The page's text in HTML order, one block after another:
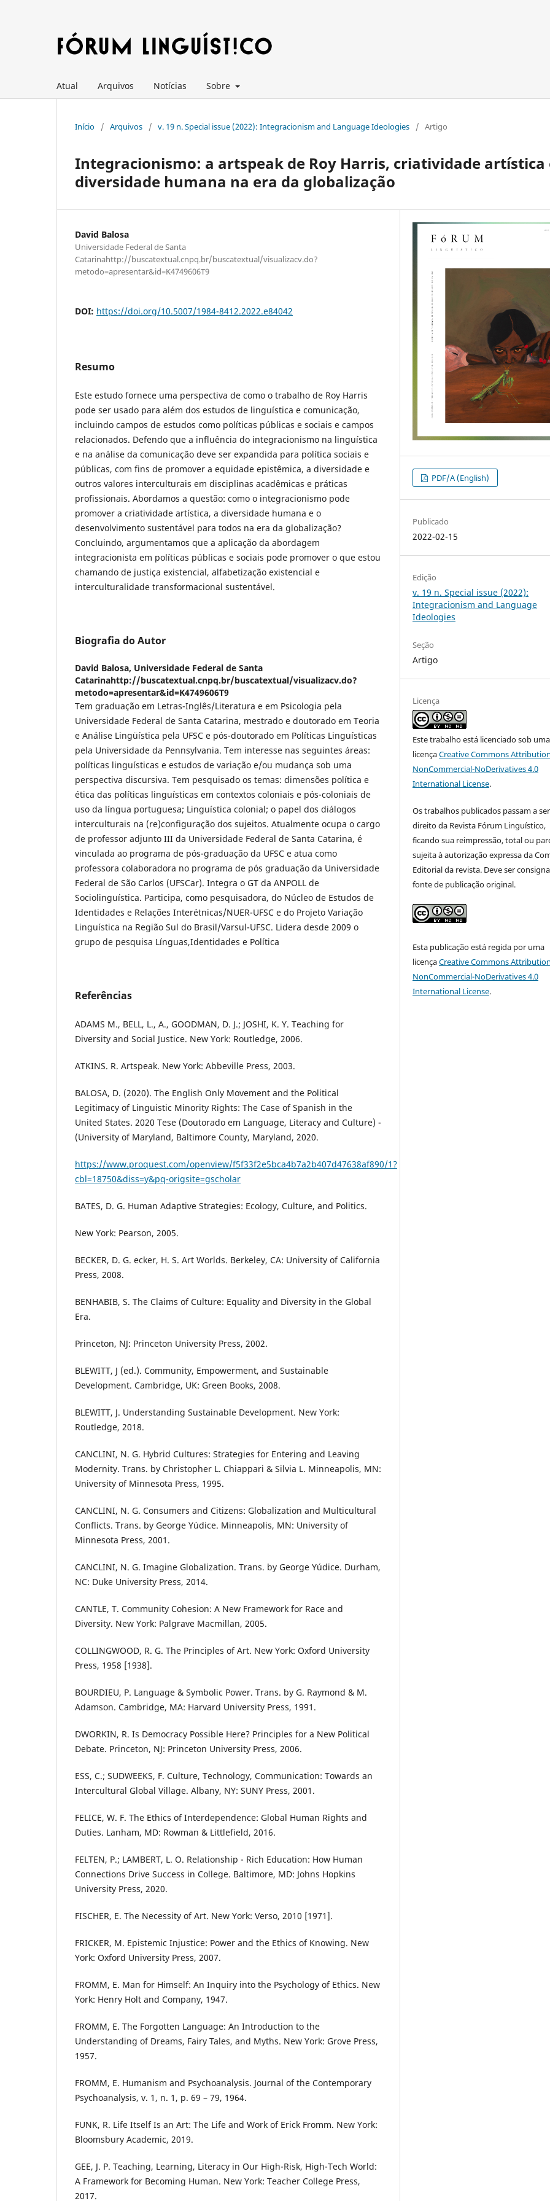
Atual Arquivos Notícias Sobre
Início / Arquivos / v. 19 n. Special issue (2022): Integracionism and Language Ideologies / Artigo
Integracionismo: a artspeak de Roy Harris, criatividade artística
diversidade humana na era da globalização
David Balosa
Universidade Federal de Santa
Catarinahttp://buscatextual.cnpq.br/buscatextual/visualizacv.do?
metodo=apresentar&id=K4749606T9
DOI: https://doi.org/10.5007/1984-8412.2022.e84042
Resumo
Este estudo fornece uma perspectiva de como o trabalho de Roy Harris
pode ser usado para além dos estudos de linguística e comunicação,
incluindo campos de estudos como políticas públicas e sociais e campos
relacionados. Defendo que a influência do integracionismo na linguística
e na análise da comunicação deve ser expandida para política sociais e
públicas, com fins de promover a equidade epistêmica, a diversidade e
outros valores interculturais em disciplinas acadêmicas e práticas
profissionais. Abordamos a questão: como o integracionismo pode
promover a criatividade artística, a diversidade humana e o
desenvolvimento sustentável para todos na era da globalização?
Concluindo, argumentamos que a aplicação da abordagem
integracionista em políticas públicas e sociais pode promover o que estou
chamando de justiça existencial, alfabetização existencial e
interculturalidade transformacional sustentável.
Biografia do Autor
David Balosa, Universidade Federal de Santa
Catarinahttp://buscatextual.cnpq.br/buscatextual/visualizacv.do?
metodo=apresentar&id=K4749606T9
Tem graduação em Letras-Inglês/Literatura e em Psicologia pela
Universidade Federal de Santa Catarina, mestrado e doutorado em Teoria
e Análise Lingüística pela UFSC e pós-doutorado em Políticas Linguísticas
pela Universidade da Pennsylvania. Tem interesse nas seguintes áreas:
políticas linguísticas e estudos de variação e/ou mudança sob uma
perspectiva discursiva. Tem pesquisado os temas: dimensões política e
ética das políticas linguísticas em contextos coloniais e pós-coloniais de
uso da língua portuguesa; Linguística colonial; o papel dos diálogos
interculturais na (re)configuração dos sujeitos. Atualmente ocupa o cargo
de professor adjunto III da Universidade Federal de Santa Catarina, é
vinculada ao programa de pós-graduação da UFSC e atua como
professora colaboradora no programa de pós graduação da Universidade
Federal de São Carlos (UFSCar). Integra o GT da ANPOLL de
Sociolinguística. Participa, como pesquisadora, do Núcleo de Estudos de
Identidades e Relações Interétnicas/NUER-UFSC e do Projeto Variação
Linguística na Região Sul do Brasil/Varsul-UFSC. Lidera desde 2009 o
grupo de pesquisa Línguas,Identidades e Política
Referências
ADAMS M., BELL, L., A., GOODMAN, D. J.; JOSHI, K. Y. Teaching for
Diversity and Social Justice. New York: Routledge, 2006.
ATKINS. R. Artspeak. New York: Abbeville Press, 2003.
BALOSA, D. (2020). The English Only Movement and the Political
Legitimacy of Linguistic Minority Rights: The Case of Spanish in the
United States. 2020 Tese (Doutorado em Language, Literacy and Culture) -
(University of Maryland, Baltimore County, Maryland, 2020.
https://www.proquest.com/openview/f5f33f2e5bca4b7a2b407d47638af890/1?
cbl=18750&diss=y&pq-origsite=gscholar
BATES, D. G. Human Adaptive Strategies: Ecology, Culture, and Politics.
New York: Pearson, 2005.
BECKER, D. G. ecker, H. S. Art Worlds. Berkeley, CA: University of California
Press, 2008.
BENHABIB, S. The Claims of Culture: Equality and Diversity in the Global
Era.
Princeton, NJ: Princeton University Press, 2002.
BLEWITT, J (ed.). Community, Empowerment, and Sustainable
Development. Cambridge, UK: Green Books, 2008.
BLEWITT, J. Understanding Sustainable Development. New York:
Routledge, 2018.
CANCLINI, N. G. Hybrid Cultures: Strategies for Entering and Leaving
Modernity. Trans. by Christopher L. Chiappari & Silvia L. Minneapolis, MN:
University of Minnesota Press, 1995.
CANCLINI, N. G. Consumers and Citizens: Globalization and Multicultural
Conflicts. Trans. by George Yúdice. Minneapolis, MN: University of
Minnesota Press, 2001.
CANCLINI, N. G. Imagine Globalization. Trans. by George Yúdice. Durham,
NC: Duke University Press, 2014.
CANTLE, T. Community Cohesion: A New Framework for Race and
Diversity. New York: Palgrave Macmillan, 2005.
COLLINGWOOD, R. G. The Principles of Art. New York: Oxford University
Press, 1958 [1938].
BOURDIEU, P. Language & Symbolic Power. Trans. by G. Raymond & M.
Adamson. Cambridge, MA: Harvard University Press, 1991.
DWORKIN, R. Is Democracy Possible Here? Principles for a New Political
Debate. Princeton, NJ: Princeton University Press, 2006.
ESS, C.; SUDWEEKS, F. Culture, Technology, Communication: Towards an
Intercultural Global Village. Albany, NY: SUNY Press, 2001.
FELICE, W. F. The Ethics of Interdependence: Global Human Rights and
Duties. Lanham, MD: Rowman & Littlefield, 2016.
FELTEN, P.; LAMBERT, L. O. Relationship - Rich Education: How Human
Connections Drive Success in College. Baltimore, MD: Johns Hopkins
University Press, 2020.
FISCHER, E. The Necessity of Art. New York: Verso, 2010 [1971].
FRICKER, M. Epistemic Injustice: Power and the Ethics of Knowing. New
York: Oxford University Press, 2007.
FROMM, E. Man for Himself: An Inquiry into the Psychology of Ethics. New
York: Henry Holt and Company, 1947.
FROMM, E. The Forgotten Language: An Introduction to the
Understanding of Dreams, Fairy Tales, and Myths. New York: Grove Press,
1957.
FROMM, E. Humanism and Psychoanalysis. Journal of the Contemporary
Psychoanalysis, v. 1, n. 1, p. 69 – 79, 1964.
FUNK, R. Life Itself Is an Art: The Life and Work of Erick Fromm. New York:
Bloomsbury Academic, 2019.
GEE, J. P. Teaching, Learning, Literacy in Our High-Risk, High-Tech World:
A Framework for Becoming Human. New York: Teacher College Press,
2017.
PDF/A (English)
Publicado
2022-02-15
Edição
v. 19 n. Special issue (2022):
Integracionism and Language
Ideologies
Seção
Artigo
Licença
Este trabalho está licenciado sob uma
licençaCreative Commons
NonCommercial-NoDerivatives 4.0
International License.
Os trabalhos publicados passam a
direito da Revista Fórum Linguístico,
ficando sua reimpressão, total ou
sujeita à autorização expressa da
Editorial da revista. Deve ser
fonte de publicação original.
Esta publicação está regida por uma
licençaCreative Commons
NonCommercial-NoDerivatives 4.0
International License.